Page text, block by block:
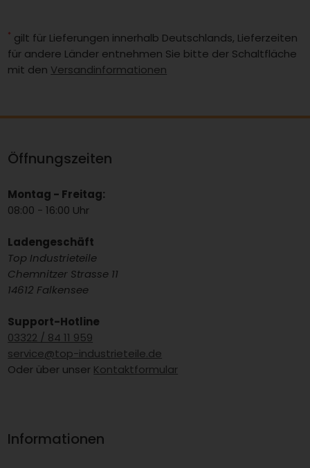
* gilt für Lieferungen innerhalb Deutschlands, Lieferzeiten
für andere Länder entnehmen Sie bitte der Schaltfläche
mit den Versandinformationen
Öffnungszeiten
Montag - Freitag:
08:00 - 16:00 Uhr
Ladengeschäft
Top Industrieteile
Chemnitzer Strasse 11
14612 Falkensee
Support-Hotline
03322 / 84 11 959
service@top-industrieteile.de
Oder über unser Kontaktformular
Informationen